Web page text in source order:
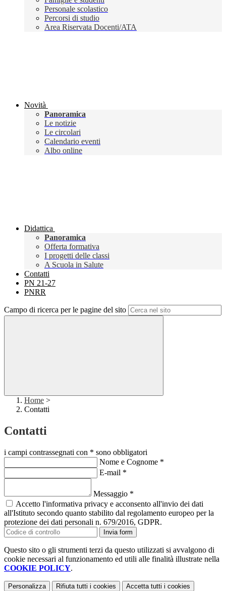
Personale scolastico
Percorsi di studio
Area Riservata Docenti/ATA
Novità
Panoramica
Le notizie
Le circolari
Calendario eventi
Albo online
Didattica
Panoramica
Offerta formativa
I progetti delle classi
A Scuola in Salute
Contatti
PN 21-27
PNRR
Campo di ricerca per le pagine del sito
Home >
Contatti
Contatti
i campi contrassegnati con * sono obbligatori
Nome e Cognome *
E-mail *
Messaggio *
Accetto l'informativa privacy e acconsento all'invio dei dati
all'Istituto secondo quanto stabilito dal regolamento europeo per la
protezione dei dati personali n. 679/2016, GDPR.
Invia form
Questo sito o gli strumenti terzi da questo utilizzati si avvalgono di
cookie necessari al funzionamento ed utili alle finalità illustrate nella
COOKIE POLICY.
Personalizza Rifiuta tutti i cookies Accetta tutti i cookies